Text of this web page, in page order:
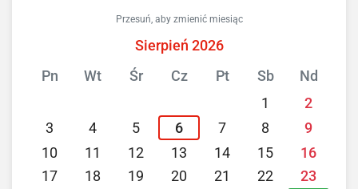
Przesuń, aby zmienić miesiąc
Sierpień 2026
Pn
Wt Śr Cz Pt Sb
Nd
1
2
3
4 5 6 7 8
9
10
11 12 13 14 15
16
17
18 19 20 21 22
23